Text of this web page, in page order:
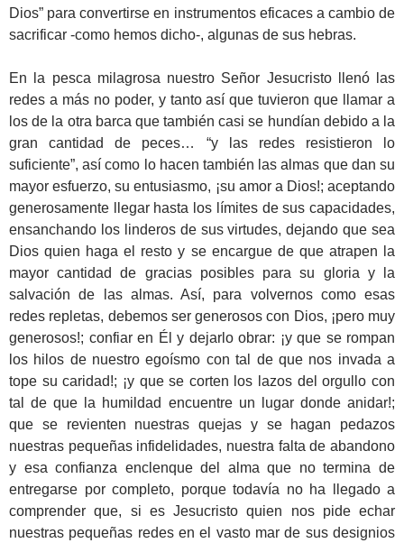
Dios” para convertirse en instrumentos eficaces a cambio de
sacrificar -como hemos dicho-, algunas de sus hebras.
En la pesca milagrosa nuestro Señor Jesucristo llenó las
redes a más no poder, y tanto así que tuvieron que llamar a
los de la otra barca que también casi se hundían debido a la
gran cantidad de peces… “y las redes resistieron lo
suficiente”, así como lo hacen también las almas que dan su
mayor esfuerzo, su entusiasmo, ¡su amor a Dios!; aceptando
generosamente llegar hasta los límites de sus capacidades,
ensanchando los linderos de sus virtudes, dejando que sea
Dios quien haga el resto y se encargue de que atrapen la
mayor cantidad de gracias posibles para su gloria y la
salvación de las almas. Así, para volvernos como esas
redes repletas, debemos ser generosos con Dios, ¡pero muy
generosos!; confiar en Él y dejarlo obrar: ¡y que se rompan
los hilos de nuestro egoísmo con tal de que nos invada a
tope su caridad!; ¡y que se corten los lazos del orgullo con
tal de que la humildad encuentre un lugar donde anidar!;
que se revienten nuestras quejas y se hagan pedazos
nuestras pequeñas infidelidades, nuestra falta de abandono
y esa confianza enclenque del alma que no termina de
entregarse por completo, porque todavía no ha llegado a
comprender que, si es Jesucristo quien nos pide echar
nuestras pequeñas redes en el vasto mar de sus designios